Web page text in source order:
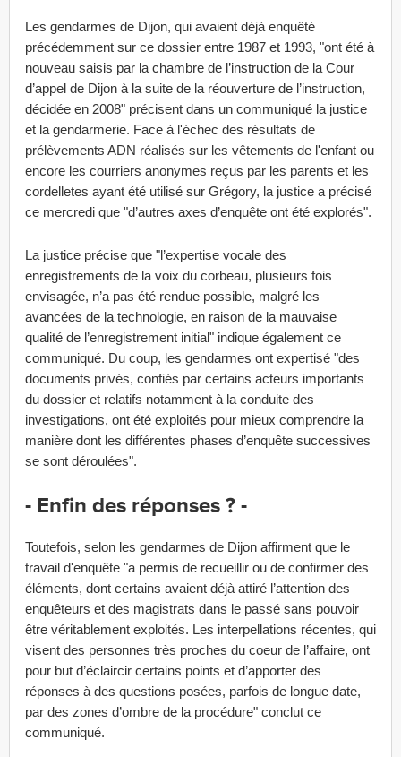
Les gendarmes de Dijon, qui avaient déjà enquêté
précédemment sur ce dossier entre 1987 et 1993, "ont été à
nouveau saisis par la chambre de l’instruction de la Cour
d’appel de Dijon à la suite de la réouverture de l’instruction,
décidée en 2008" précisent dans un communiqué la justice
et la gendarmerie. Face à l'échec des résultats de
prélèvements ADN réalisés sur les vêtements de l'enfant ou
encore les courriers anonymes reçus par les parents et les
cordelletes ayant été utilisé sur Grégory, la justice a précisé
ce mercredi que "d’autres axes d’enquête ont été explorés".
La justice précise que "l’expertise vocale des
enregistrements de la voix du corbeau, plusieurs fois
envisagée, n’a pas été rendue possible, malgré les
avancées de la technologie, en raison de la mauvaise
qualité de l’enregistrement initial" indique également ce
communiqué. Du coup, les gendarmes ont expertisé "des
documents privés, confiés par certains acteurs importants
du dossier et relatifs notamment à la conduite des
investigations, ont été exploités pour mieux comprendre la
manière dont les différentes phases d’enquête successives
se sont déroulées".
- Enfin des réponses ? -
Toutefois, selon les gendarmes de Dijon affirment que le
travail d'enquête "a permis de recueillir ou de confirmer des
éléments, dont certains avaient déjà attiré l’attention des
enquêteurs et des magistrats dans le passé sans pouvoir
être véritablement exploités. Les interpellations récentes, qui
visent des personnes très proches du coeur de l’affaire, ont
pour but d’éclaircir certains points et d’apporter des
réponses à des questions posées, parfois de longue date,
par des zones d’ombre de la procédure" conclut ce
communiqué.